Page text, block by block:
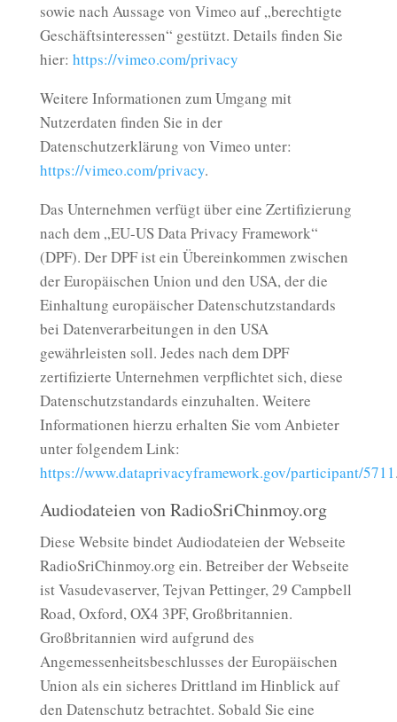
sowie nach Aussage von Vimeo auf „berechtigte
Geschäftsinteressen“ gestützt. Details finden Sie
hier: https://vimeo.com/privacy
Weitere Informationen zum Umgang mit
Nutzerdaten finden Sie in der
Datenschutzerklärung von Vimeo unter:
https://vimeo.com/privacy.
Das Unternehmen verfügt über eine Zertifizierung
nach dem „EU-US Data Privacy Framework“
(DPF). Der DPF ist ein Übereinkommen zwischen
der Europäischen Union und den USA, der die
Einhaltung europäischer Datenschutzstandards
bei Datenverarbeitungen in den USA
gewährleisten soll. Jedes nach dem DPF
zertifizierte Unternehmen verpflichtet sich, diese
Datenschutzstandards einzuhalten. Weitere
Informationen hierzu erhalten Sie vom Anbieter
unter folgendem Link:
https://www.dataprivacyframework.gov/participant/5711
Audiodateien von RadioSriChinmoy.org
Diese Website bindet Audiodateien der Webseite
RadioSriChinmoy.org ein. Betreiber der Webseite
ist Vasudevaserver, Tejvan Pettinger, 29 Campbell
Road, Oxford, OX4 3PF, Großbritannien.
Großbritannien wird aufgrund des
Angemessenheitsbeschlusses der Europäischen
Union als ein sicheres Drittland im Hinblick auf
den Datenschutz betrachtet. Sobald Sie eine